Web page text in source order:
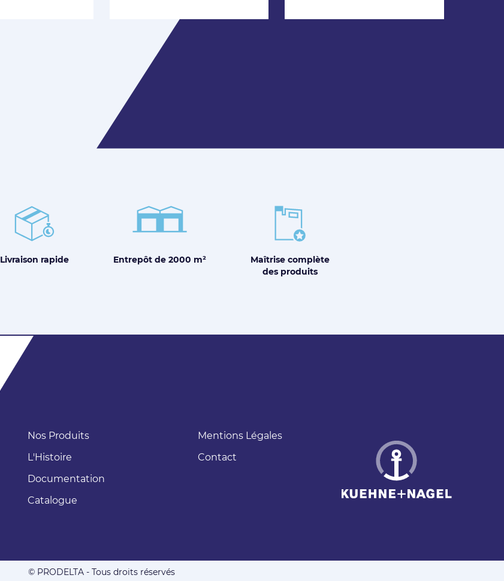
Livraison rapide Entrepôt de 2000 m² Maîtrise complète
des produits
Nos Produits
L'Histoire
Documentation
Catalogue
Mentions Légales
Contact
© PRODELTA - Tous droits réservés